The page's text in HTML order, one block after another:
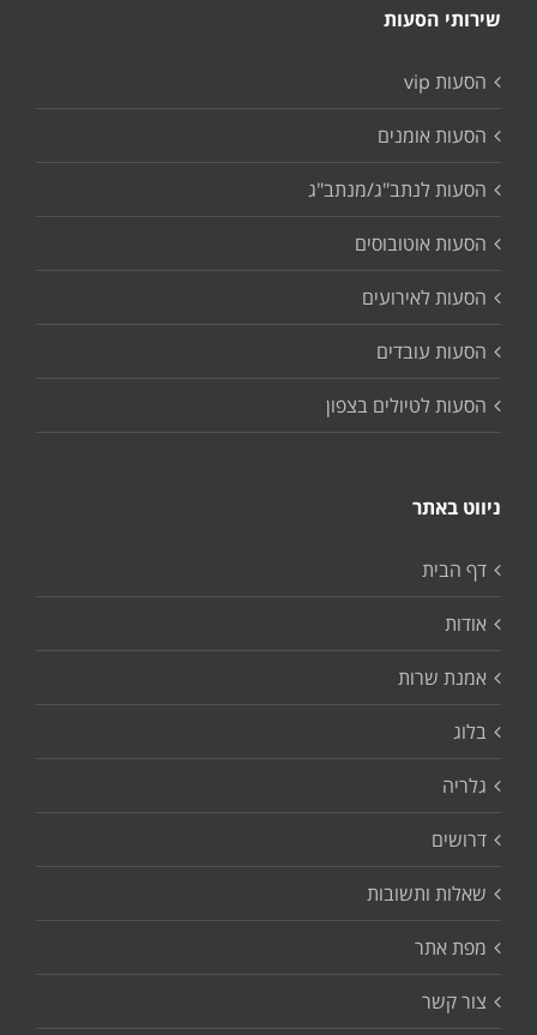
שירותי הסעות
הסעות vip
הסעות אומנים
הסעות לנתב"ג/מנתב"ג
הסעות אוטובוסים
הסעות לאירועים
הסעות עובדים
הסעות לטיולים בצפון
ניווט באתר
דף הבית
אודות
אמנת שרות
בלוג
גלריה
דרושים
שאלות ותשובות
מפת אתר
צור קשר